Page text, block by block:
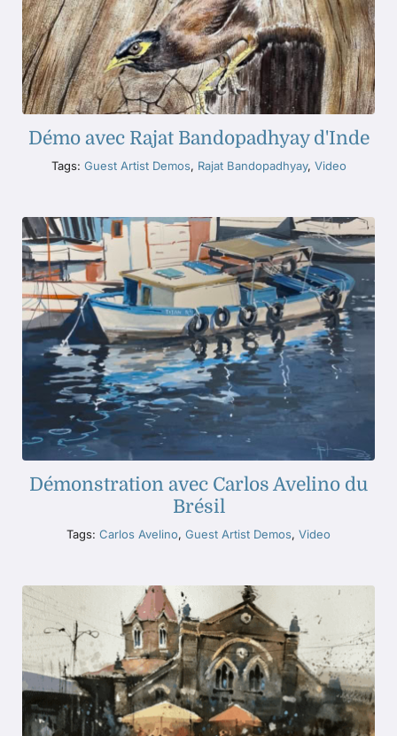
Démo avec Rajat Bandopadhyay d'Inde
Tags: Guest Artist Demos, Rajat Bandopadhyay, Video
Démonstration avec Carlos Avelino du
Brésil
Tags: Carlos Avelino, Guest Artist Demos, Video